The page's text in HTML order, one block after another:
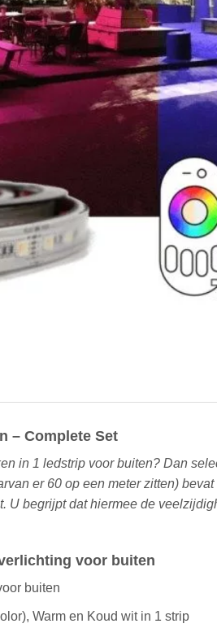
– Complete Set
in 1 ledstrip voor buiten? Dan
er 60 op een meter zitten) bevat
U begrijpt dat hiermee de
voor buiten
buiten
Warm en Koud wit in 1 strip